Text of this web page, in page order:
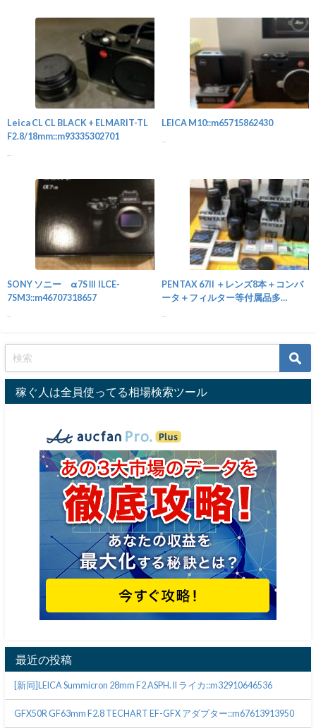
Leica CL CL BLACK + ELMARIT-TL
F2.8/18mm::m93335302701
LEICA M10::m65715862430
SONY ソニー α7SⅢ ILCE-
7SM3::m46707318657
PENTAX 67II ＋レンズ8本＋コンバ
ータ＋フィルター等付属品多
稼ぐ人は全員使ってる相場検索ツール
最近の投稿
[新同]LEICA Summicron 28mm F2 ASPH. II ライカ::m32910646536
GFX50R GF63mm F2.8 TECHART EF-GFX アダプター::m67613913950